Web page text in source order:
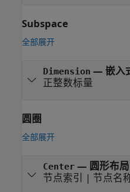
Subspace
全部展开
Dimension — 嵌入
正整数标量
圆圈
全部展开
Center— 圆形布
节点索引 | 节点名